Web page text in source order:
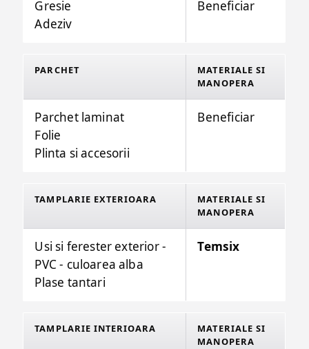
Gresie
Adeziv
Beneficiar
PARCHET
MATERIALE SI
MANOPERA
Parchet laminat
Folie
Plinta si accesorii
Beneficiar
TAMPLARIE EXTERIOARA
MATERIALE SI
MANOPERA
Usi si ferester exterior -
PVC - culoarea alba
Plase tantari
Temsix
TAMPLARIE INTERIOARA
MATERIALE SI
MANOPERA